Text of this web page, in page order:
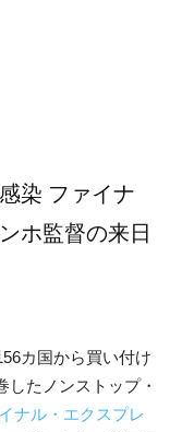
染 ファイナ
ホ監督の来日
カ国から買い付け
たノンストップ・
ナル・エクスプレ